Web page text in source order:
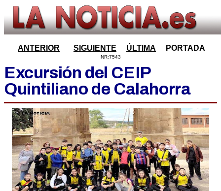
ANTERIOR SIGUIENTE ÚLTIMA PORTADA
NR:7543
Excursión del CEIP
Quintiliano de Calahorra